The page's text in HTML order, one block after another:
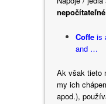
nepočítateľné
Coffe is
and …
Ak však tieto
my ich
apod.),